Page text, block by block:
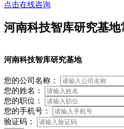
点击在线咨询
河南科技智库研究基地
河南科技智库研究基地
您的公司名称：
您的姓名：
您的职位：
您的手机号：
验证码：